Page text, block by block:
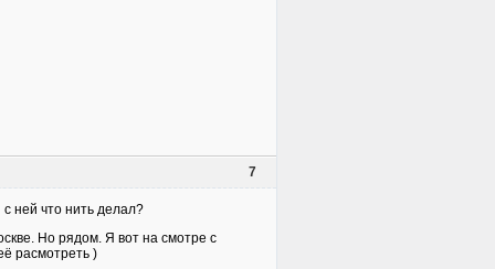
7
ней что нить делал?
Но рядом. Я вот на смотре с
расмотреть )